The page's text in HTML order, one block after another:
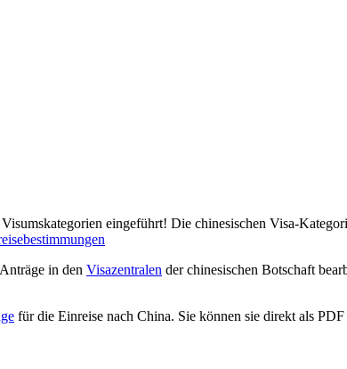
eingeführt! Die chinesischen Visa-
in den Visazentralen der chinesischen Botschaft
für die Einreise nach China. Sie können sie direkt als